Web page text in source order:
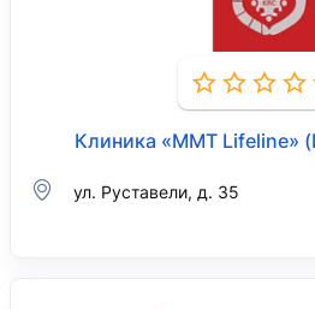
Клиника «ММТ Lifeline»
ул. Руставели, д. 35